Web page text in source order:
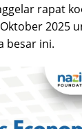
rapat
2025
besar ini.